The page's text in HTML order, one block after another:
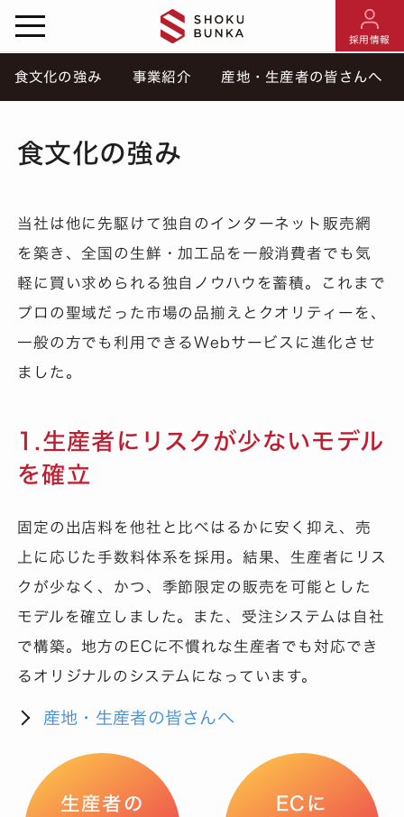
採用情報
食文化の強み 事業紹介 産地・生産者の皆さんへ
食文化の強み
当社は他に先駆けて独自のインターネット販売網
を築き、全国の生鮮・加工品を一般消費者でも気
軽に買い求められる独自ノウハウを蓄積。これまで
プロの聖域だった市場の品揃えとクオリティーを、
一般の方でも利用できるWebサービスに進化させ
ました。
1.生産者にリスクが少ないモデル
を確立
固定の出店料を他社と比べはるかに安く抑え、売
上に応じた手数料体系を採用。結果、生産者にリス
クが少なく、かつ、季節限定の販売を可能とした
モデルを確立しました。また、受注システムは自社
で構築。地方のECに不慣れな生産者でも対応でき
るオリジナルのシステムになっています。
産地・生産者の皆さんへ
生産者の
ECに